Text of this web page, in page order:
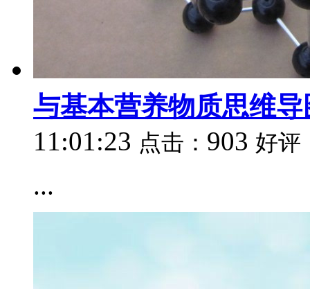
与基本营养物质思维
11:01:23 点击： 903 好评
...